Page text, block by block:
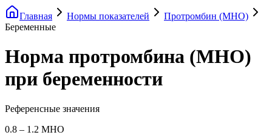
Главная Нормы показателей
Протромбин (МНО)
Беременные
Норма протромбина (МНО)
при беременности
Референсные значения
0.8 – 1.2 МНО